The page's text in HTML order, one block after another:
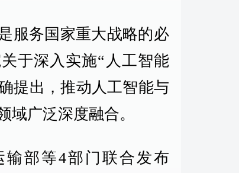
服务国家重大战略的必
于深入实施“人工智能
提出，推动人工智能与
域广泛深度融合。
输部等4部门联合发布